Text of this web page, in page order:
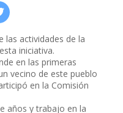
las actividades de la
iniciativa.
en las primeras
vecino de este pueblo
en la Comisión
años y trabajo en la